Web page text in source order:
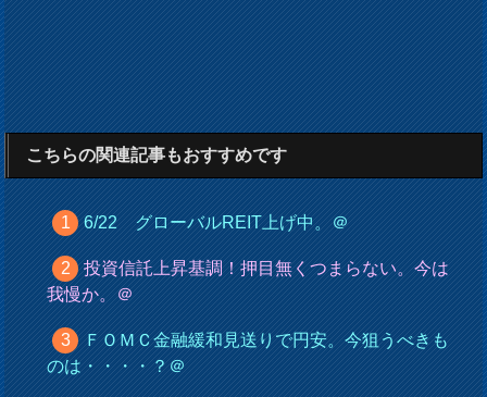
こちらの関連記事もおすすめです
6/22 グローバルREIT上げ中。＠
投資信託上昇基調！押目無くつまらない。今は
我慢か。＠
ＦＯＭＣ金融緩和見送りで円安。今狙うべきも
のは・・・・？＠